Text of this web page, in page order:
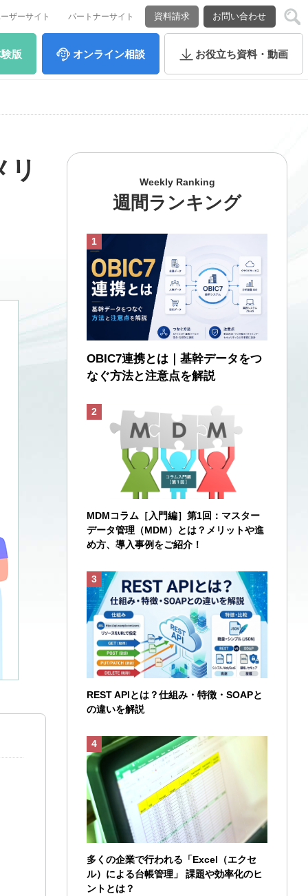
ザーサイト パートナーサイト 資料請求 お問い合わせ
版 オンライン相談 お役立ち資料・動画
リ Weekly Ranking
週間ランキング
OBIC7連携とは｜基幹データをつ
なぐ方法と注意点を解説
MDMコラム［入門編］第1回：マスター
データ管理（MDM）とは？メリットや進
め方、導入事例をご紹介！
REST APIとは？仕組み・特徴・SOAPと
の違いを解説
多くの企業で行われる「Excel（エクセ
ル）による台帳管理」 課題や効率化のヒ
ントとは？